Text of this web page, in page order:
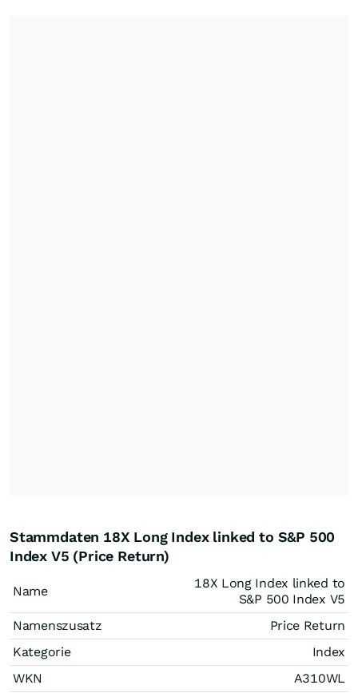
Stammdaten 18X Long Index linked to S&P 500
Index V5 (Price Return)
Name
18X Long Index linked to
S&P 500 Index V5
Namenszusatz
Price Return
Kategorie
Index
WKN
A310WL